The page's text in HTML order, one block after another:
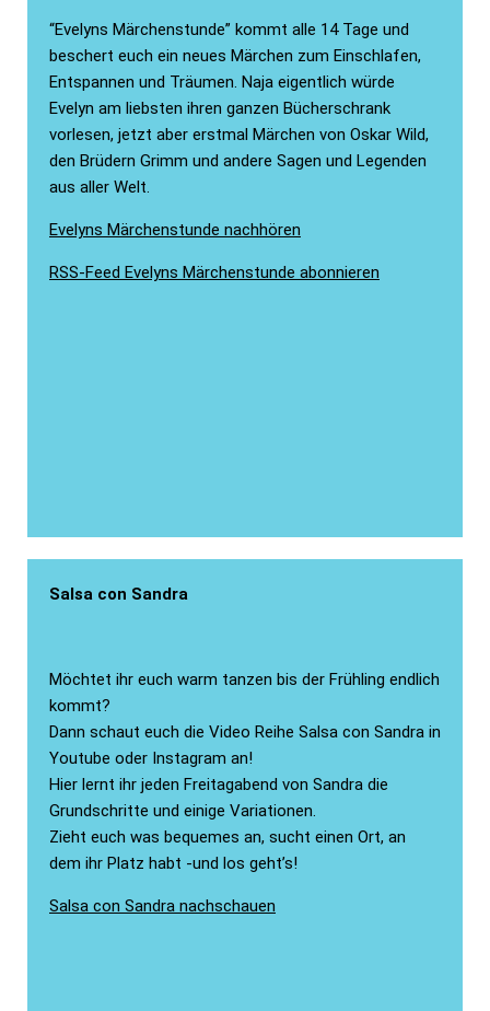
“Evelyns Märchenstunde” kommt alle 14 Tage und
beschert euch ein neues Märchen zum Einschlafen,
Entspannen und Träumen. Naja eigentlich würde
Evelyn am liebsten ihren ganzen Bücherschrank
vorlesen, jetzt aber erstmal Märchen von Oskar Wild,
den Brüdern Grimm und andere Sagen und Legenden
aus aller Welt.
Evelyns Märchenstunde nachhören
RSS-Feed Evelyns Märchenstunde abonnieren
Salsa con Sandra
Möchtet ihr euch warm tanzen bis der Frühling endlich
kommt?
Dann schaut euch die Video Reihe Salsa con Sandra in
Youtube oder Instagram an!
Hier lernt ihr jeden Freitagabend von Sandra die
Grundschritte und einige Variationen.
Zieht euch was bequemes an, sucht einen Ort, an
dem ihr Platz habt -und los geht’s!
Salsa con Sandra nachschauen